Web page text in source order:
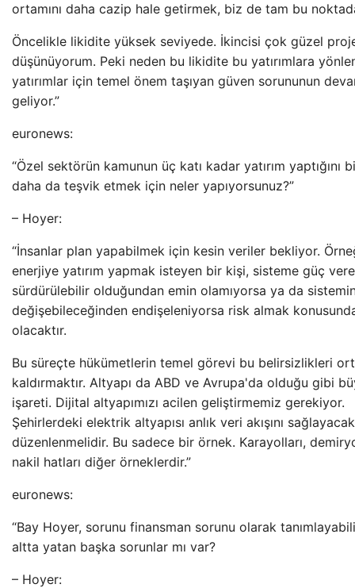
ortamını daha cazip hale getirmek, biz de tam bu noktada
Öncelikle likidite yüksek seviyede. İkincisi çok güzel
düşünüyorum. Peki neden bu likidite bu yatırımlara
yatırımlar için temel önem taşıyan güven sorununun
geliyor.”
euronews:
“Özel sektörün kamunun üç katı kadar yatırım yaptığını
daha da teşvik etmek için neler yapıyorsunuz?”
– Hoyer:
“İnsanlar plan yapabilmek için kesin veriler bekliyor.
enerjiye yatırım yapmak isteyen bir kişi, sisteme güç
sürdürülebilir olduğundan emin olamıyorsa ya da
değişebileceğinden endişeleniyorsa risk almak
olacaktır.
Bu süreçte hükümetlerin temel görevi bu belirsizlikleri
kaldırmaktır. Altyapı da ABD ve Avrupa'da olduğu gibi
işareti. Dijital altyapımızı acilen geliştirmemiz gerekiyor.
Şehirlerdeki elektrik altyapısı anlık veri akışını
düzenlenmelidir. Bu sadece bir örnek. Karayolları,
nakil hatları diğer örneklerdir.”
euronews:
“Bay Hoyer, sorunu finansman sorunu olarak
altta yatan başka sorunlar mı var?
– Hoyer: